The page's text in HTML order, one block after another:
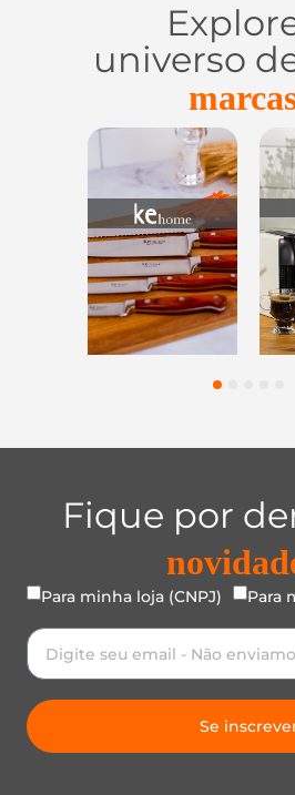
universo
Lar
Casa e
45
Fique por
Para minha loja (CNPJ) Para
Se